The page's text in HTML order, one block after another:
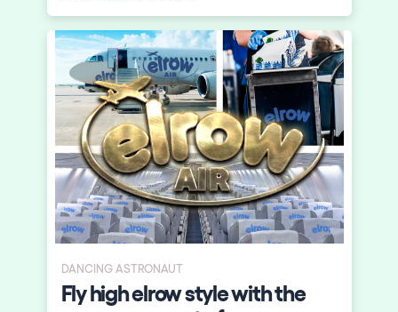
DANCING ASTRONAUT
Fly high elrow style with the